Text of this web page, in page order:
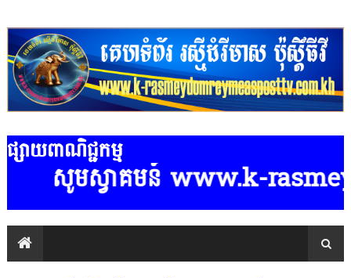
ផ្សាយពាណិជ្ជកម្ម
សូមស្វាគមន៍ www.k-